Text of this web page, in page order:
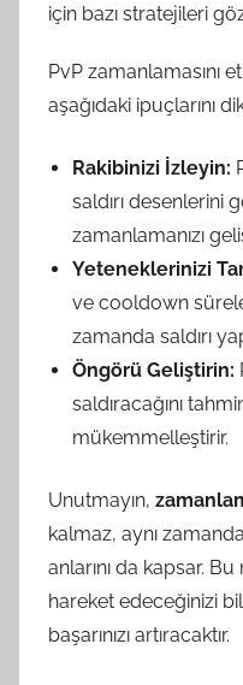
için bazı stratejileri
PvP zamanlamasını
aşağıdaki ipuçlarını
Rakibinizi İzleyin:
saldırı desenlerini
zamanlamanızı
Yeteneklerinizi
ve cooldown
zamanda saldırı
Öngörü Geliştirin:
saldıracağını
mükemmelleştirir.
Unutmayın,
kalmaz, aynı
anlarını da kapsar.
hareket edeceğinizi
başarınızı artıracaktır.